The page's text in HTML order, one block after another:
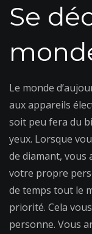
Se
Le monde
aux appareils
soit peu fera du
yeux. Lorsque
de diamant, vous
votre propre
de temps tout le
priorité. Cela
personne. Vous